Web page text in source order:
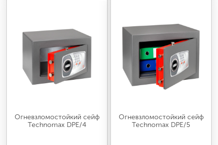
Огневзломостойкий сейф
Technomax DPE/4
Огневзломостойкий сейф
Technomax DPE/5